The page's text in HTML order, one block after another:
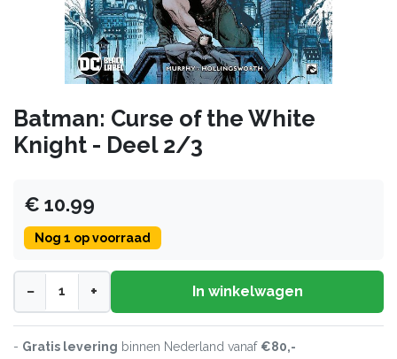
Batman: Curse of the White
Knight - Deel 2/3
€ 10.99
Nog 1 op voorraad
− + In winkelwagen
- Gratis levering binnen Nederland vanaf €80,-